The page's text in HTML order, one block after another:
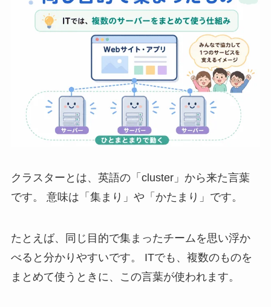
クラスターとは、英語の「cluster」から来た言葉
です。 意味は「集まり」や「かたまり」です。
たとえば、同じ目的で集まったチームを思い浮か
べると分かりやすいです。 ITでも、複数のものを
まとめて使うときに、この言葉が使われます。